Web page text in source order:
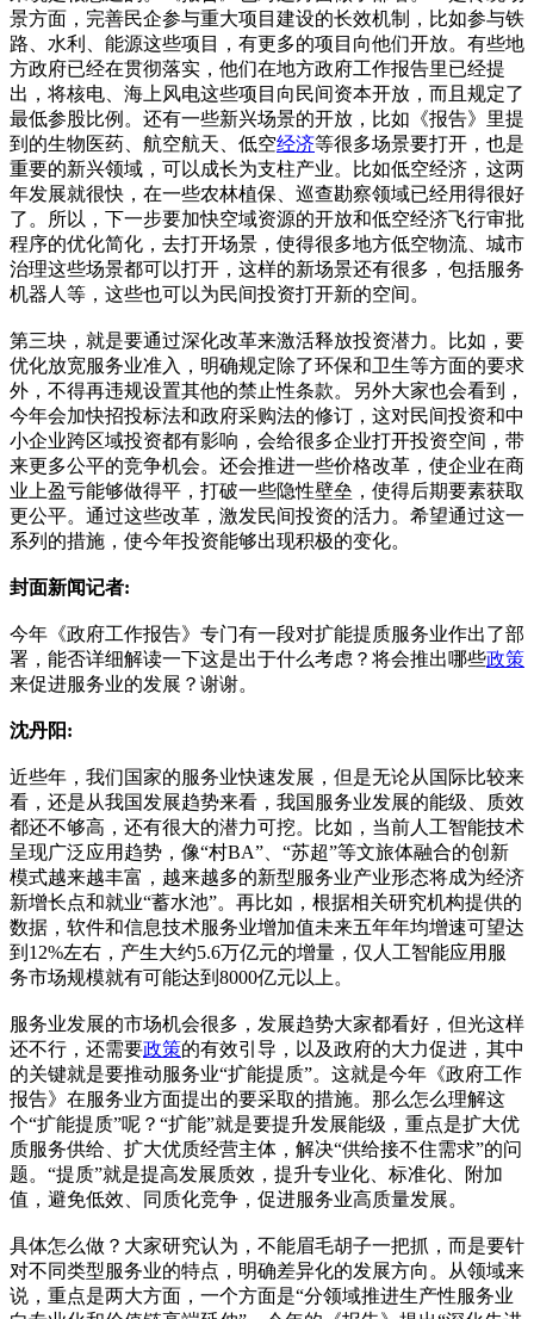
景方面，完善民企参与重大项目建设的长效机制，比如参与铁
路、水利、能源这些项目，有更多的项目向他们开放。有些地
方政府已经在贯彻落实，他们在地方政府工作报告里已经提
出，将核电、海上风电这些项目向民间资本开放，而且规定了
最低参股比例。还有一些新兴场景的开放，比如《报告》里提
到的生物医药、航空航天、低空经济等很多场景要打开，也是
重要的新兴领域，可以成长为支柱产业。比如低空经济，这两
年发展就很快，在一些农林植保、巡查勘察领域已经用得很好
了。所以，下一步要加快空域资源的开放和低空经济飞行审批
程序的优化简化，去打开场景，使得很多地方低空物流、城市
治理这些场景都可以打开，这样的新场景还有很多，包括服务
机器人等，这些也可以为民间投资打开新的空间。
第三块，就是要通过深化改革来激活释放投资潜力。比如，要
优化放宽服务业准入，明确规定除了环保和卫生等方面的要求
外，不得再违规设置其他的禁止性条款。另外大家也会看到，
今年会加快招投标法和政府采购法的修订，这对民间投资和中
小企业跨区域投资都有影响，会给很多企业打开投资空间，带
来更多公平的竞争机会。还会推进一些价格改革，使企业在商
业上盈亏能够做得平，打破一些隐性壁垒，使得后期要素获取
更公平。通过这些改革，激发民间投资的活力。希望通过这一
系列的措施，使今年投资能够出现积极的变化。
封面新闻记者:
今年《政府工作报告》专门有一段对扩能提质服务业作出了部
署，能否详细解读一下这是出于什么考虑？将会推出哪些政策
来促进服务业的发展？谢谢。
沈丹阳:
近些年，我们国家的服务业快速发展，但是无论从国际比较来
看，还是从我国发展趋势来看，我国服务业发展的能级、质效
都还不够高，还有很大的潜力可挖。比如，当前人工智能技术
呈现广泛应用趋势，像“村BA”、“苏超”等文旅体融合的创新
模式越来越丰富，越来越多的新型服务业产业形态将成为经济
新增长点和就业“蓄水池”。再比如，根据相关研究机构提供的
数据，软件和信息技术服务业增加值未来五年年均增速可望达
到12%左右，产生大约5.6万亿元的增量，仅人工智能应用服
务市场规模就有可能达到8000亿元以上。
服务业发展的市场机会很多，发展趋势大家都看好，但光这样
还不行，还需要政策的有效引导，以及政府的大力促进，其中
的关键就是要推动服务业“扩能提质”。这就是今年《政府工作
报告》在服务业方面提出的要采取的措施。那么怎么理解这
个“扩能提质”呢？“扩能”就是要提升发展能级，重点是扩大优
质服务供给、扩大优质经营主体，解决“供给接不住需求”的问
题。“提质”就是提高发展质效，提升专业化、标准化、附加
值，避免低效、同质化竞争，促进服务业高质量发展。
具体怎么做？大家研究认为，不能眉毛胡子一把抓，而是要针
对不同类型服务业的特点，明确差异化的发展方向。从领域来
说，重点是两大方面，一个方面是“分领域推进生产性服务业